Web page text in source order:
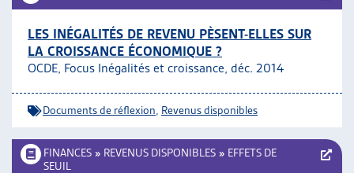
LES INÉGALITÉS DE REVENU PÈSENT-ELLES SUR
LA CROISSANCE ÉCONOMIQUE ?
OCDE, Focus Inégalités et croissance, déc. 2014
Documents de réflexion Revenus disponibles
FINANCES » REVENUS DISPONIBLES » EFFETS DE
SEUIL